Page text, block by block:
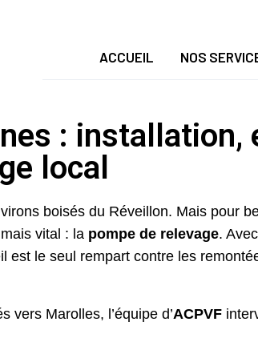
ACCUEIL NOS
: installation,
local
boisés du Réveillon. Mais pour
vital : la pompe de relevage.
le seul rempart contre les
vers Marolles, l’équipe d’ACPVF